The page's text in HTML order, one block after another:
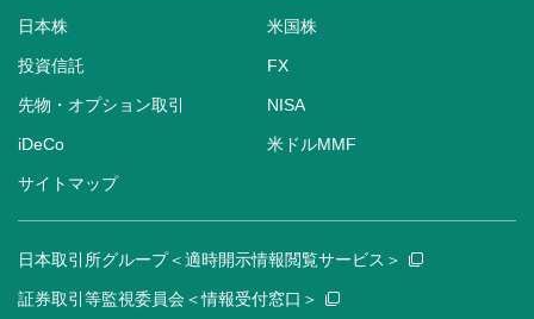
日本株 米国株
投資信託 FX
先物・オプション取引 NISA
iDeCo 米ドルMMF
サイトマップ
日本取引所グループ＜適時開示情報閲覧サービス＞
証券取引等監視委員会＜情報受付窓口＞